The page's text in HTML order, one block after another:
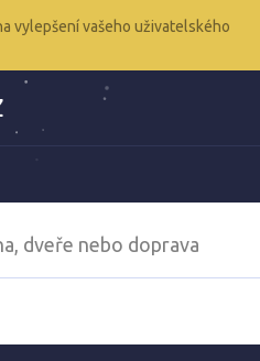
vylepšení vašeho uživatelského